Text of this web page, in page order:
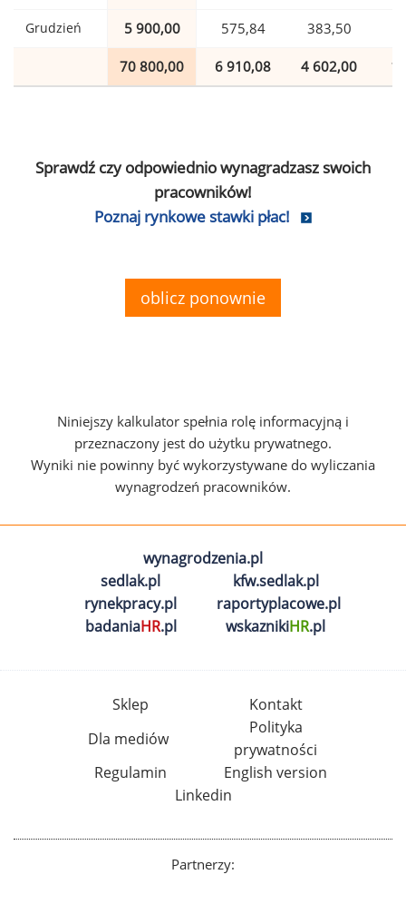
Grudzień 5 900,00 575,84 383,50
70 800,00 6 910,08 4 602,00 1
Sprawdź czy odpowiednio wynagradzasz swoich
pracowników!
Poznaj rynkowe stawki płac!
oblicz ponownie
Niniejszy kalkulator spełnia rolę informacyjną i
przeznaczony jest do użytku prywatnego.
Wyniki nie powinny być wykorzystywane do wyliczania
wynagrodzeń pracowników.
wynagrodzenia.pl
sedlak.pl
kfw.sedlak.pl
rynekpracy.pl
raportyplacowe.pl
badaniaHR.pl wskaznikiHR.pl
Sklep
Kontakt
Dla mediów
Polityka
prywatności
Regulamin
English version
Linkedin
Partnerzy: